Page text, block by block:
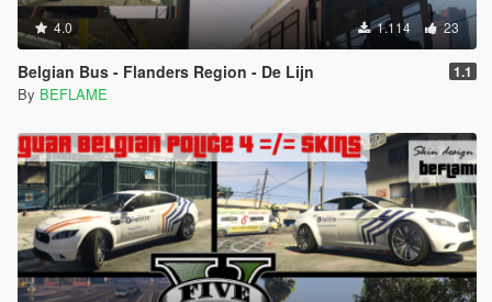
4.0 1.114 23
Belgian Bus - Flanders Region - De Lijn 1.1
By BEFLAME